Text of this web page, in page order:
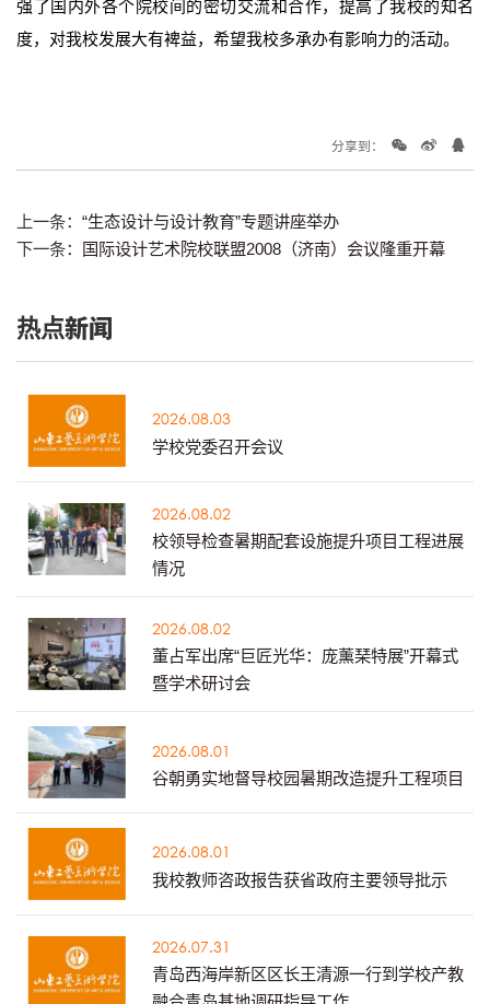
强了国内外各个院校间的密切交流和合作，提高了我校的知名
度，对我校发展大有裨益，希望我校多承办有影响力的活动。
分享到：
上一条： “生态设计与设计教育”专题讲座举办
下一条：
国际设计艺术院校联盟2008（济南）会议隆重开幕
热点新闻
2026.08.03
学校党委召开会议
2026.08.02
校领导检查暑期配套设施提升项目工程进展
情况
2026.08.02
董占军出席“巨匠光华：庞薰琹特展”开幕式
暨学术研讨会
2026.08.01
谷朝勇实地督导校园暑期改造提升工程项目
2026.08.01
我校教师咨政报告获省政府主要领导批示
2026.07.31
青岛西海岸新区区长王清源一行到学校产教